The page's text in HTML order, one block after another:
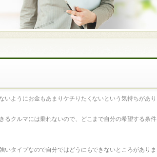
ようにお金もあまりケチりたくないという気持ちがあり
クルマには乗れないので、どこまで自分の希望する条件
タイプなので自分ではどうにもできないところがありま